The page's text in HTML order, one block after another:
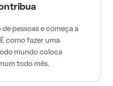
pessoas e começa a
como fazer uma
mundo coloca
todo mês.